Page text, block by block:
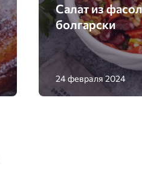
Салат из
болгарски
24 февраля 2024